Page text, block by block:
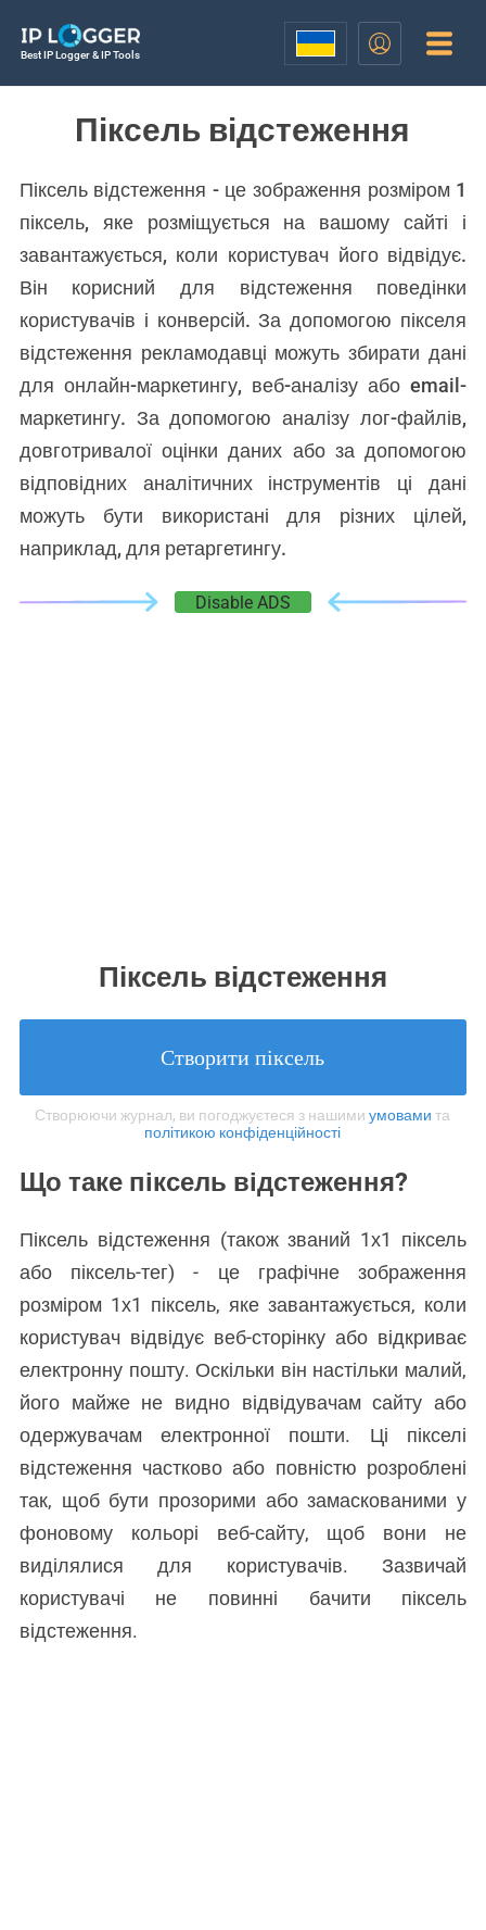
Best IP Logger & IP Tools
Піксель відстеження
Піксель відстеження - це зображення розміром 1
піксель, яке розміщується на вашому сайті і
завантажується, коли користувач його відвідує.
Він корисний для відстеження поведінки
користувачів і конверсій. За допомогою пікселя
відстеження рекламодавці можуть збирати дані
для онлайн-маркетингу, веб-аналізу або email-
маркетингу. За допомогою аналізу лог-файлів,
довготривалої оцінки даних або за допомогою
відповідних аналітичних інструментів ці дані
можуть бути використані для різних цілей,
наприклад, для ретаргетингу.
Disable ADS
Піксель відстеження
Створити піксель
Створюючи журнал, ви погоджуєтеся з нашимиумовами та
політикою конфіденційності
Що таке піксель відстеження?
Піксель відстеження (також званий 1х1 піксель
або піксель-тег) - це графічне зображення
розміром 1х1 піксель, яке завантажується, коли
користувач відвідує веб-сторінку або відкриває
електронну пошту. Оскільки він настільки малий,
його майже не видно відвідувачам сайту або
одержувачам електронної пошти. Ці пікселі
відстеження частково або повністю розроблені
так, щоб бути прозорими або замаскованими у
фоновому кольорі веб-сайту, щоб вони не
виділялися для користувачів. Зазвичай
користувачі не повинні бачити піксель
відстеження.